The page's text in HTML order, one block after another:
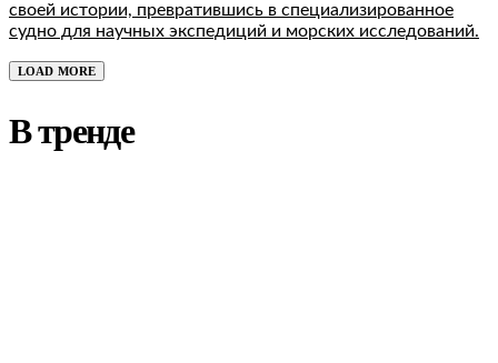
своей истории, превратившись в специализированное
судно для научных экспедиций и морских исследований.
LOAD MORE
В тренде